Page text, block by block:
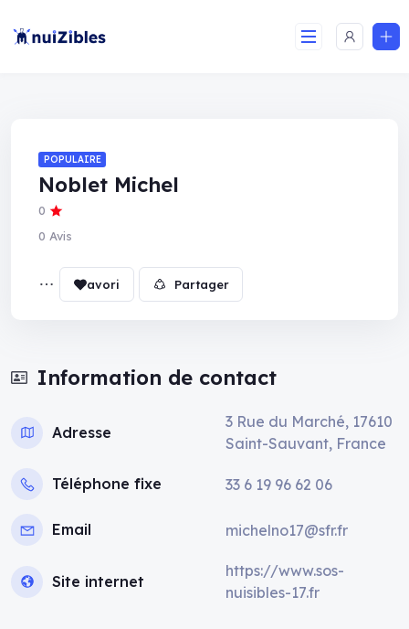
Noblet Michel
POPULAIRE
0
0 Avis
Partager
Information de contact
Adresse
3 Rue du Marché, 17610
Saint-Sauvant, France
Téléphone fixe 33 6 19 96 62 06
Email michelno17@sfr.fr
Site internet
https://www.sos-
nuisibles-17.fr